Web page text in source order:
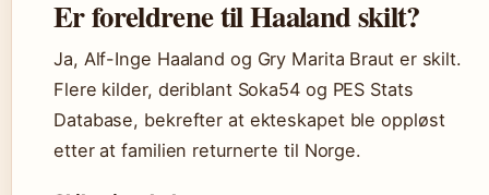
Er foreldrene til Haaland skilt?
Ja, Alf-Inge Haaland og Gry Marita Braut er skilt.
Flere kilder, deriblant Soka54 og PES Stats
Database, bekrefter at ekteskapet ble oppløst
etter at familien returnerte til Norge.